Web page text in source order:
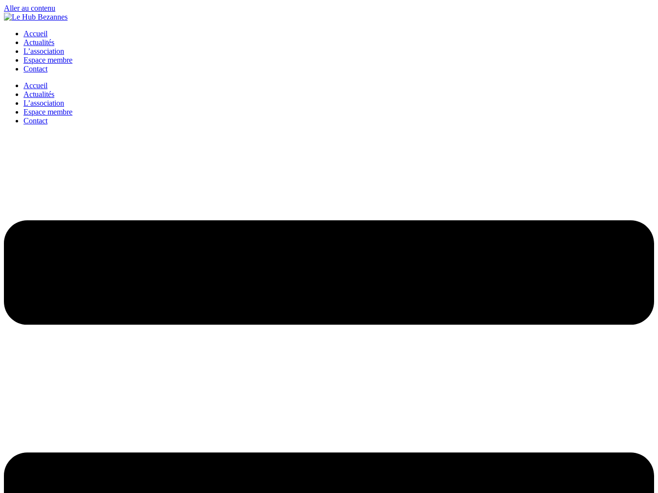
Aller au contenu
Accueil
Actualités
L’association
Espace membre
Contact
Accueil
Actualités
L’association
Espace membre
Contact